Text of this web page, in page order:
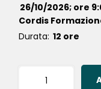
26/10/2026; ore
Cordis
Durata: 12 ore